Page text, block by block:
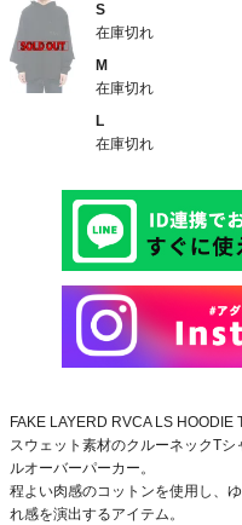
S
在庫切れ
M
在庫切れ
L
在庫切れ
FAKE LAYERD RVCA LS HOODIE
スウェット素材のクルーネックT
ルオーバーパーカー。
程よい肉感のコットンを使用し、
れ感を演出するアイテム。